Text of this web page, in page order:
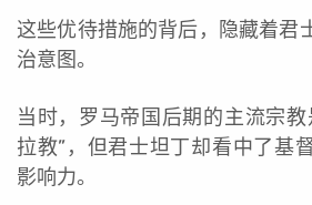
这些优待措施的背后，隐藏着君
治意图。
当时，罗马帝国后期的主流宗
拉教”，但君士坦丁却看中了基
影响力。